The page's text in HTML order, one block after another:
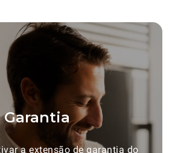
Garantia
a extensão de garantia do